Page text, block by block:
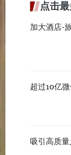
点击
加大酒店-
超过10亿
吸引高质